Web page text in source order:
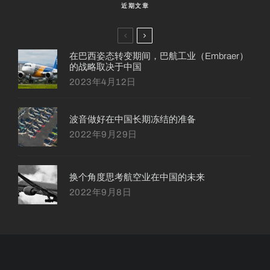
近期文章
在巴西姿态转变期间，巴航工业（Embraer）
的战略取决于中国
2023年4月12日
波音做好在中国长期冻结的准备
2022年9月29日
换个角度思考航空业在中国的未来
2022年9月8日